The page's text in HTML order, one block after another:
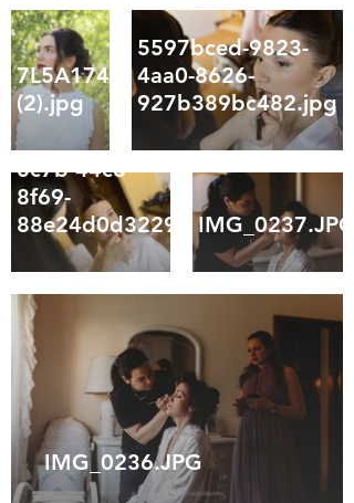
7L5A1745
(2).jpg
5597bced-9823-
4aa0-8626-
927b389bc482.jpg
c2b7b170-
0c7b-44c8-
8f69-
88e24d0d3229.jpgIMG_0237.JPG
IMG_0236.JPG